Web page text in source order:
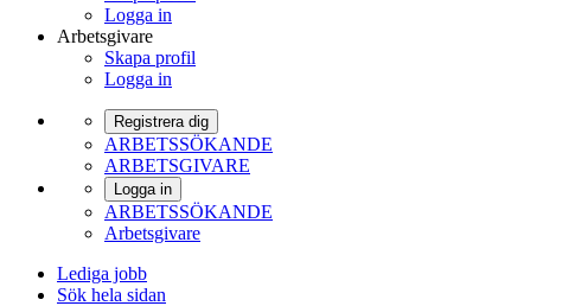
Logga in
Arbetsgivare
Skapa profil
Logga in
Registrera dig
ARBETSSÖKANDE
ARBETSGIVARE
Logga in
ARBETSSÖKANDE
Arbetsgivare
Lediga jobb
Sök hela sidan